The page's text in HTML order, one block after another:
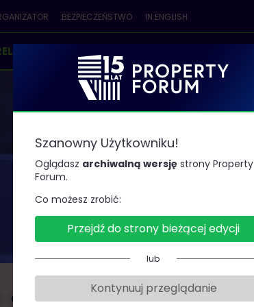
BEZPIECZEŃSTWO IN ENGLISH
Prelegenci
G H J K L Ł M N O P R S
Szanowny Użytkowniku!
Oglądasz archiwalną wersję strony Property
Forum.
Co możesz zrobić:
Przejdź do strony bieżącej edycji
lub
Kontynuuj przeglądanie